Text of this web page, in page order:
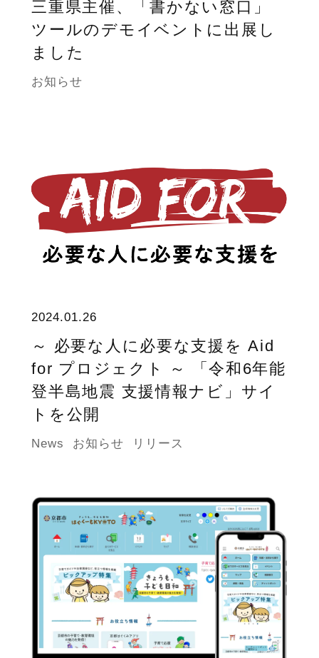
三重県主催、「書かない窓口」
ツールのデモイベントに出展し
ました
お知らせ
2024.01.26
～ 必要な人に必要な支援を Aid
for プロジェクト ～ 「令和6年能
登半島地震 支援情報ナビ」サイ
トを公開
News お知らせ リリース